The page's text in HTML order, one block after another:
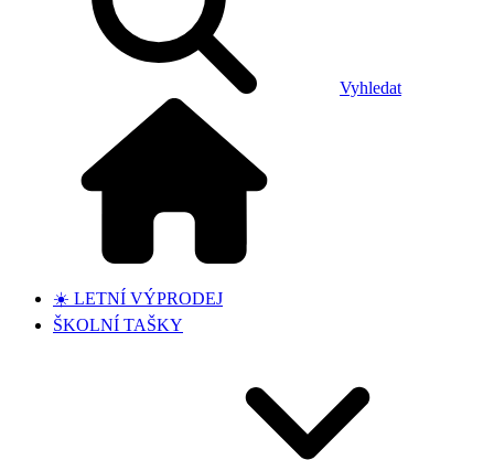
Vyhledat
☀️ LETNÍ VÝPRODEJ
ŠKOLNÍ TAŠKY